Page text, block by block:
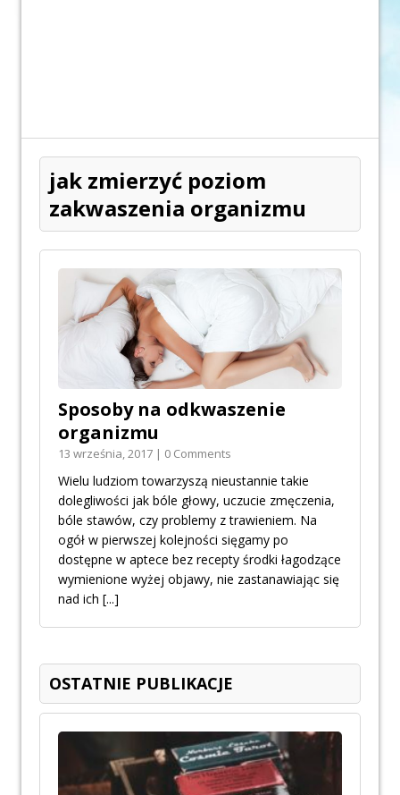
jak zmierzyć poziom
zakwaszenia organizmu
Sposoby na odkwaszenie
organizmu
13 września, 2017 | 0 Comments
Wielu ludziom towarzyszą nieustannie takie
dolegliwości jak bóle głowy, uczucie zmęczenia,
bóle stawów, czy problemy z trawieniem. Na
ogół w pierwszej kolejności sięgamy po
dostępne w aptece bez recepty środki łagodzące
wymienione wyżej objawy, nie zastanawiając się
nad ich [...]
OSTATNIE PUBLIKACJE